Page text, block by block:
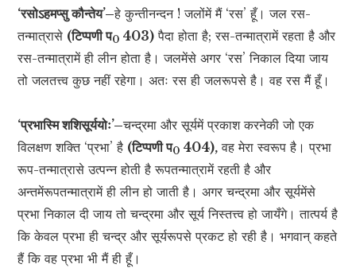
‘रसोऽहमप्सु कौन्तेय’–हे कुन्तीनन्दन ! जलोंमें मैं ‘रस’ हूँ। जल रस-
तन्मात्रासे (टिप्पणी प0 403) पैदा होता है; रस-तन्मात्रामें रहता है और
रस-तन्मात्रामें ही लीन होता है। जलमेंसे अगर ‘रस’ निकाल दिया जाय
तो जलतत्त्व कुछ नहीं रहेगा। अतः रस ही जलरूपसे है। वह रस मैं हूँ।
‘प्रभास्मि शशिसूर्ययोः’–चन्द्रमा और सूर्यमें प्रकाश करनेकी जो एक
विलक्षण शक्ति ‘प्रभा’ है (टिप्पणी प0 404), वह मेरा स्वरूप है। प्रभा
रूप-तन्मात्रासे उत्पन्न होती है रूपतन्मात्रामें रहती है और
अन्तमेंरूपतन्मात्रामें ही लीन हो जाती है। अगर चन्द्रमा और सूर्यमेंसे
प्रभा निकाल दी जाय तो चन्द्रमा और सूर्य निस्तत्त्व हो जायँगे। तात्पर्य है
कि केवल प्रभा ही चन्द्र और सूर्यरूपसे प्रकट हो रही है। भगवान् कहते
हैं कि वह प्रभा भी मैं ही हूँ।